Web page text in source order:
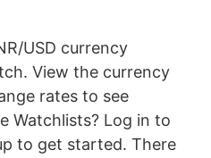
USD currency
View the currency
rates to see
Watchlists? Log in to
to get started. There